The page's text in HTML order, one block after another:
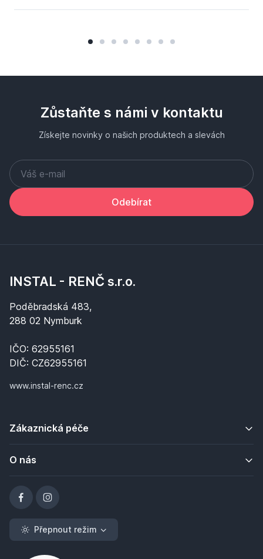
Zůstaňte s námi v kontaktu
Získejte novinky o našich produktech a slevách
Odebírat
INSTAL - RENČ s.r.o.
Poděbradská 483,
288 02 Nymburk
IČO: 62955161
DIČ: CZ62955161
www.instal-renc.cz
Zákaznická péče
O nás
Přepnout režim